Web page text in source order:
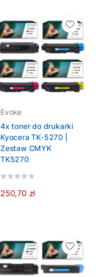
Evoke
4x toner do drukarki
Kyocera TK-5270 |
Zestaw CMYK
TK5270
250,70 zł